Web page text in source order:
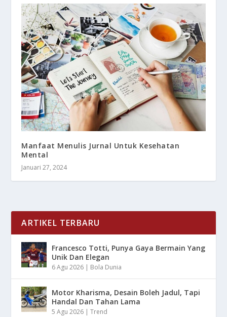
Manfaat Menulis Jurnal Untuk Kesehatan
Mental
Januari 27, 2024
ARTIKEL TERBARU
Francesco Totti, Punya Gaya Bermain Yang
Unik Dan Elegan
6 Agu 2026 | Bola Dunia
Motor Kharisma, Desain Boleh Jadul, Tapi
Handal Dan Tahan Lama
5 Agu 2026 |Trend